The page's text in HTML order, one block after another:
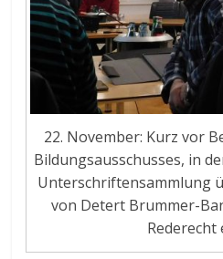
22. November: Kurz vor
Bildungsausschusses, in
Unterschriftensammlung
von Detert Brummer-
Rederecht